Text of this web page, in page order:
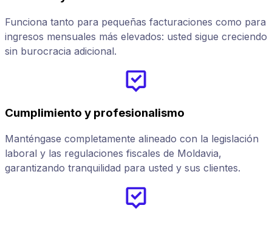
Funciona tanto para pequeñas facturaciones como para
ingresos mensuales más elevados: usted sigue creciendo
sin burocracia adicional.
Cumplimiento y profesionalismo
Manténgase completamente alineado con la legislación
laboral y las regulaciones fiscales de Moldavia,
garantizando tranquilidad para usted y sus clientes.